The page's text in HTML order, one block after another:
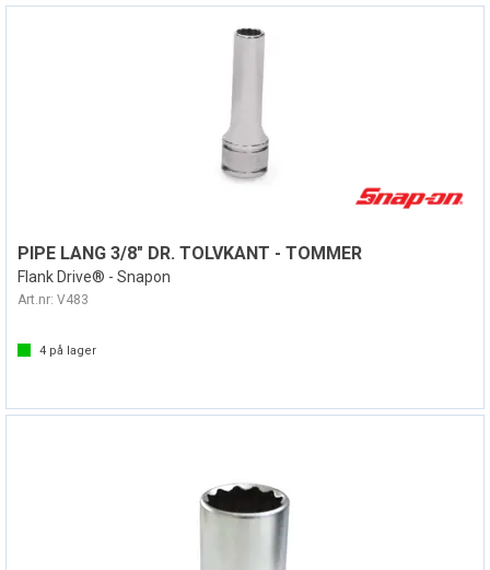
PIPE LANG 3/8" DR. TOLVKANT - TOMMER
Flank Drive® - Snapon
Art.nr: V483
4 på lager